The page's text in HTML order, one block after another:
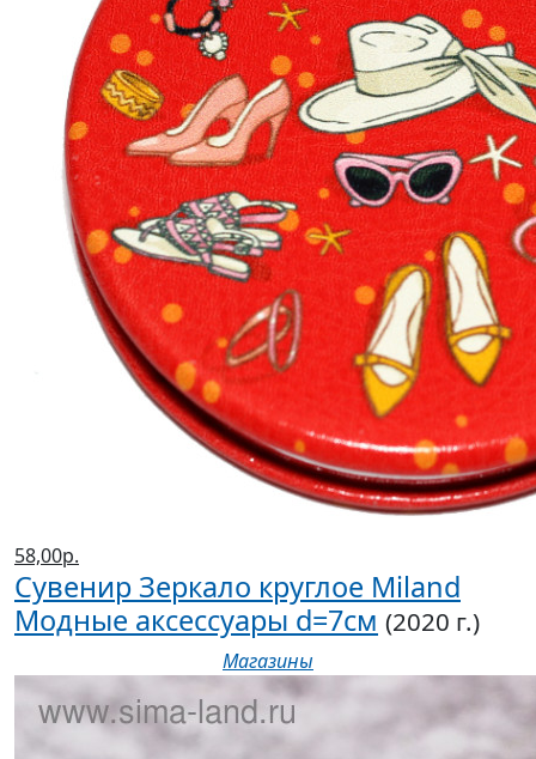
58,00р.
Сувенир Зеркало круглое Miland
Модные аксессуары d=7см (2020 г.)
Магазины